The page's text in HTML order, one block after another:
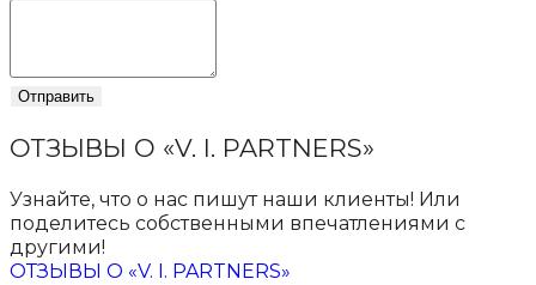
Отправить
ОТЗЫВЫ О «V. I. PARTNERS»
Узнайте, что о нас пишут наши клиенты! Или
поделитесь собственными впечатлениями с
другими!
ОТЗЫВЫ О «V. I. PARTNERS»